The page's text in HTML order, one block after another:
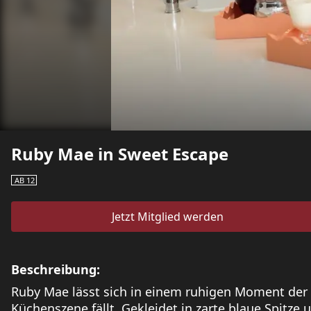
Ruby Mae in Sweet Escape
AB 12
Jetzt Mitglied werden
Beschreibung:
Ruby Mae lässt sich in einem ruhigen Moment